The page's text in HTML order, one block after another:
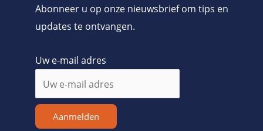
Abonneer u op onze nieuwsbrief om tips en
updates te ontvangen.
Uw e-mail adres
Aanmelden